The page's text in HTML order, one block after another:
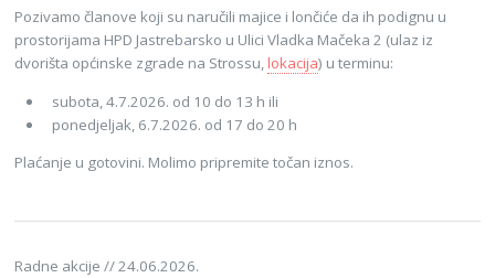
Pozivamo članove koji su naručili majice i lončiće da ih podignu u
prostorijama HPD Jastrebarsko u Ulici Vladka Mačeka 2 (ulaz iz
dvorišta općinske zgrade na Strossu,lokacija) u terminu:
subota, 4.7.2026. od 10 do 13 h ili
ponedjeljak, 6.7.2026. od 17 do 20 h
Plaćanje u gotovini. Molimo pripremite točan iznos.
Radne akcije// 24.06.2026.